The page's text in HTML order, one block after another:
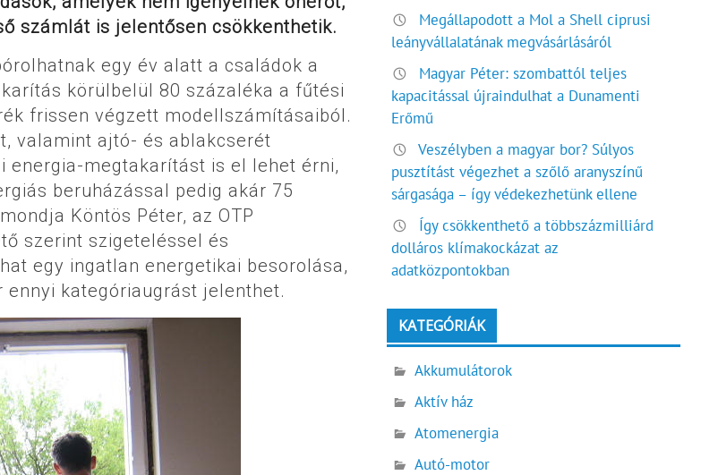
számlát is jelentősen csökkenthetik.
egy év alatt a családok a
körülbelül 80 százaléka a fűtési
frissen végzett modellszámításaiból.
valamint ajtó- és ablakcserét
megtakarítást is el lehet érni,
beruházással pedig akár 75
Köntös Péter, az OTP
szerint szigeteléssel és
egy ingatlan energetikai besorolása,
kategóriaugrást jelenthet.
Megállapodott a Mol a Shell ciprusi
leányvállalatának megvásárlásáról
Magyar Péter: szombattól teljes
kapacitással újraindulhat a Dunamenti
Erőmű
Veszélyben a magyar bor? Súlyos
pusztítást végezhet a szőlő aranyszínű
sárgasága – így védekezhetünk ellene
Így csökkenthető a többszázmilliárd
dolláros klímakockázat az
adatközpontokban
KATEGÓRIÁK
Akkumulátorok
Aktív ház
Atomenergia
Autó-motor